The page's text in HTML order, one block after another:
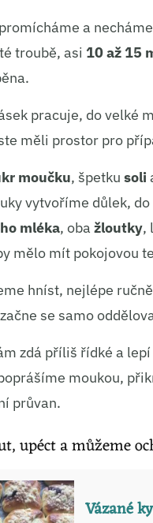
a
troubě, asi 10 až 15
pracuje, do velké
měli prostor pro
moučku, špetku soli
vytvoříme důlek,
mléka, oba žloutky,
mělo mít pokojovou
hníst, nejlépe
se samo
zdá příliš řídké a
moukou,
průvan.
upéct a můžeme
Vázané